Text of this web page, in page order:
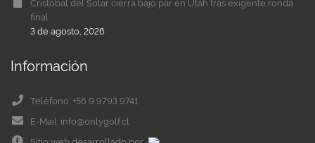
Cristóbal del Solar cierra bajo par en Utah tras exigente ronda
final
3 de agosto, 2026
Información
Teléfono: +56 9 9793 9741
E-Mail: info@onlygolf.cl